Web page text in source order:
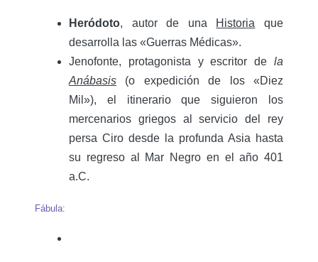
Heródoto, autor de una Historia que
desarrolla las «Guerras Médicas».
Jenofonte, protagonista y escritor de la
Anábasis (o expedición de los «Diez
Mil»), el itinerario que siguieron los
mercenarios griegos al servicio del rey
persa Ciro desde la profunda Asia hasta
su regreso al Mar Negro en el año 401
a.C.
Fábula: